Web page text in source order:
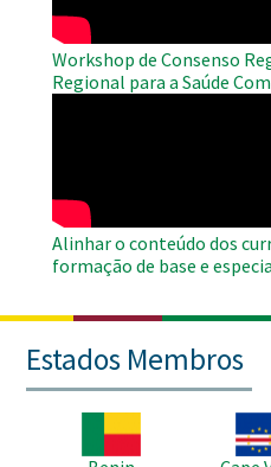
Workshop de Consenso
Regional para a Saúde
Alinhar o conteúdo dos
formação de base e
Estados Membros
Imagem